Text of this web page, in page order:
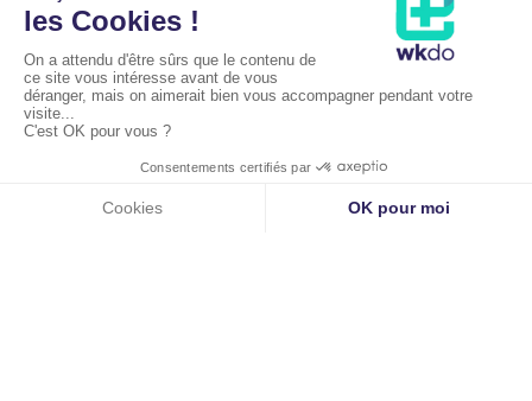
Dr Baudrier :01 42 15 41 44
Par mail ←
Via Doctolib
Dr Shitrit :